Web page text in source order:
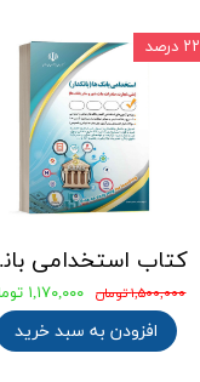
کتاب
۱,۵۰۰,۰۰۰ تومان ۱,۱۷۰,۰۰۰ تومان
افزودن به سبد خرید
۲۲ درصد